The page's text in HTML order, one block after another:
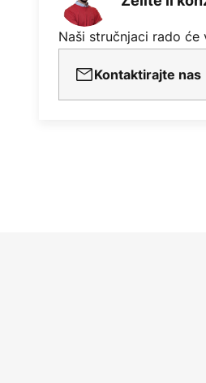
Naši stručnjaci rado će
Kontaktirajte nas